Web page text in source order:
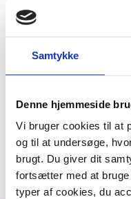
Samtykke
Denne hjemmeside
Vi bruger cookies til at
og til at undersøge,
brugt. Du giver dit
fortsætter med at
typer af cookies, du
132,96 DKK
169,95 DKKm/Moms
Plus
pakkeshop ved køb over
Antal
Fladrem PJ5-1244